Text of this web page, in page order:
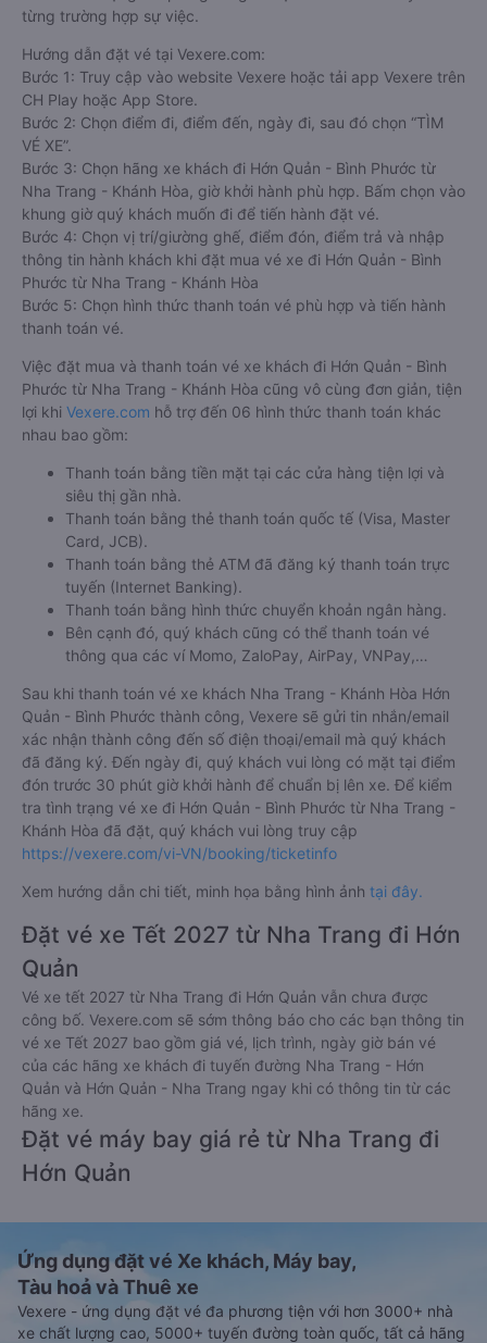
từng trường hợp sự việc.
Hướng dẫn đặt vé tại Vexere.com:
Bước 1: Truy cập vào website Vexere hoặc tải app Vexere trên
CH Play hoặc App Store.
Bước 2: Chọn điểm đi, điểm đến, ngày đi, sau đó chọn “TÌM
VÉ XE”.
Bước 3: Chọn hãng xe khách đi Hớn Quản - Bình Phước từ
Nha Trang - Khánh Hòa, giờ khởi hành phù hợp. Bấm chọn vào
khung giờ quý khách muốn đi để tiến hành đặt vé.
Bước 4: Chọn vị trí/giường ghế, điểm đón, điểm trả và nhập
thông tin hành khách khi đặt mua vé xe đi Hớn Quản - Bình
Phước từ Nha Trang - Khánh Hòa
Bước 5: Chọn hình thức thanh toán vé phù hợp và tiến hành
thanh toán vé.
Việc đặt mua và thanh toán vé xe khách đi Hớn Quản - Bình
Phước từ Nha Trang - Khánh Hòa cũng vô cùng đơn giản, tiện
lợi khi Vexere.com hỗ trợ đến 06 hình thức thanh toán khác
nhau bao gồm:
Thanh toán bằng tiền mặt tại các cửa hàng tiện lợi và
siêu thị gần nhà.
Thanh toán bằng thẻ thanh toán quốc tế (Visa, Master
Card, JCB).
Thanh toán bằng thẻ ATM đã đăng ký thanh toán trực
tuyến (Internet Banking).
Thanh toán bằng hình thức chuyển khoản ngân hàng.
Bên cạnh đó, quý khách cũng có thể thanh toán vé
thông qua các ví Momo, ZaloPay, AirPay, VNPay,…
Sau khi thanh toán vé xe khách Nha Trang - Khánh Hòa Hớn
Quản - Bình Phước thành công, Vexere sẽ gửi tin nhắn/email
xác nhận thành công đến số điện thoại/email mà quý khách
đã đăng ký. Đến ngày đi, quý khách vui lòng có mặt tại điểm
đón trước 30 phút giờ khởi hành để chuẩn bị lên xe. Để kiểm
tra tình trạng vé xe đi Hớn Quản - Bình Phước từ Nha Trang -
Khánh Hòa đã đặt, quý khách vui lòng truy cập
https://vexere.com/vi-VN/booking/ticketinfo
Xem hướng dẫn chi tiết, minh họa bằng hình ảnh tại đây.
Đặt vé xe Tết 2027 từ Nha Trang đi Hớn
Quản
Vé xe tết 2027 từ Nha Trang đi Hớn Quản vẫn chưa được
công bố. Vexere.com sẽ sớm thông báo cho các bạn thông tin
vé xe Tết 2027 bao gồm giá vé, lịch trình, ngày giờ bán vé
của các hãng xe khách đi tuyến đường Nha Trang - Hớn
Quản và Hớn Quản - Nha Trang ngay khi có thông tin từ các
hãng xe.
Đặt vé máy bay giá rẻ từ Nha Trang đi
Hớn Quản
Ứng dụng đặt vé Xe khách, Máy bay,
Tàu hoả và Thuê xe
Vexere - ứng dụng đặt vé đa phương tiện với hơn 3000+ nhà
xe chất lượng cao, 5000+ tuyến đường toàn quốc, tất cả hãng